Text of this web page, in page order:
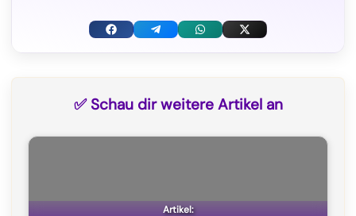
F
o
T
a
W
p
X
T
t
✅ Schau dir weitere Artikel an